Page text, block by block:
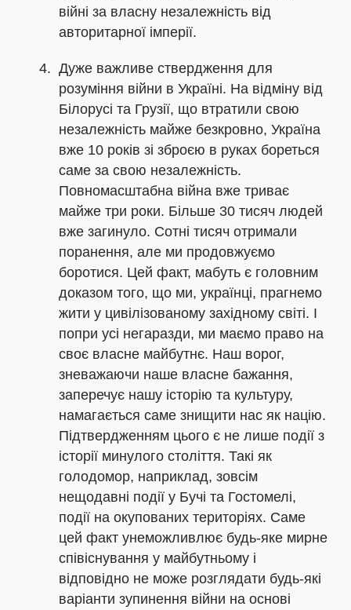
війні за власну незалежність від
авторитарної імперії.
Дуже важливе ствердження для
розуміння війни в Україні. На відміну від
Білорусі та Грузії, що втратили свою
незалежність майже безкровно, Україна
вже 10 років зі зброєю в руках бореться
саме за свою незалежність.
Повномасштабна війна вже триває
майже три роки. Більше 30 тисяч людей
вже загинуло. Сотні тисяч отримали
поранення, але ми продовжуємо
боротися. Цей факт, мабуть є головним
доказом того, що ми, українці, прагнемо
жити у цивілізованому західному світі. І
попри усі негаразди, ми маємо право на
своє власне майбутнє. Наш ворог,
зневажаючи наше власне бажання,
заперечує нашу історію та культуру,
намагається саме знищити нас як націю.
Підтвердженням цього є не лише події з
історії минулого століття. Такі як
голодомор, наприклад, зовсім
нещодавні події у Бучі та Гостомелі,
події на окупованих територіях. Саме
цей факт унеможливлює будь-яке мирне
співіснування у майбутньому і
відповідно не може розглядати будь-які
варіанти зупинення війни на основі